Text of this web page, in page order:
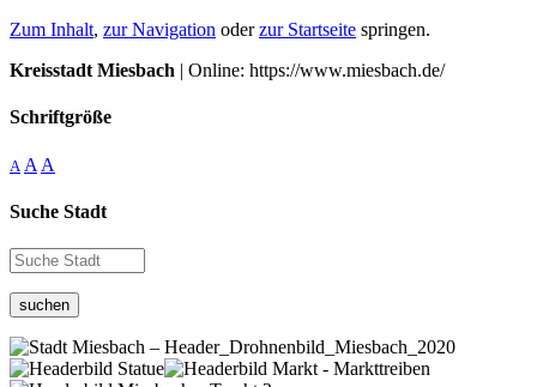
Zum Inhalt, zur Navigation oderzur Startseite springen.
Kreisstadt Miesbach | Online: https://www.miesbach.de/
Schriftgröße
A A A
Suche Stadt
suchen